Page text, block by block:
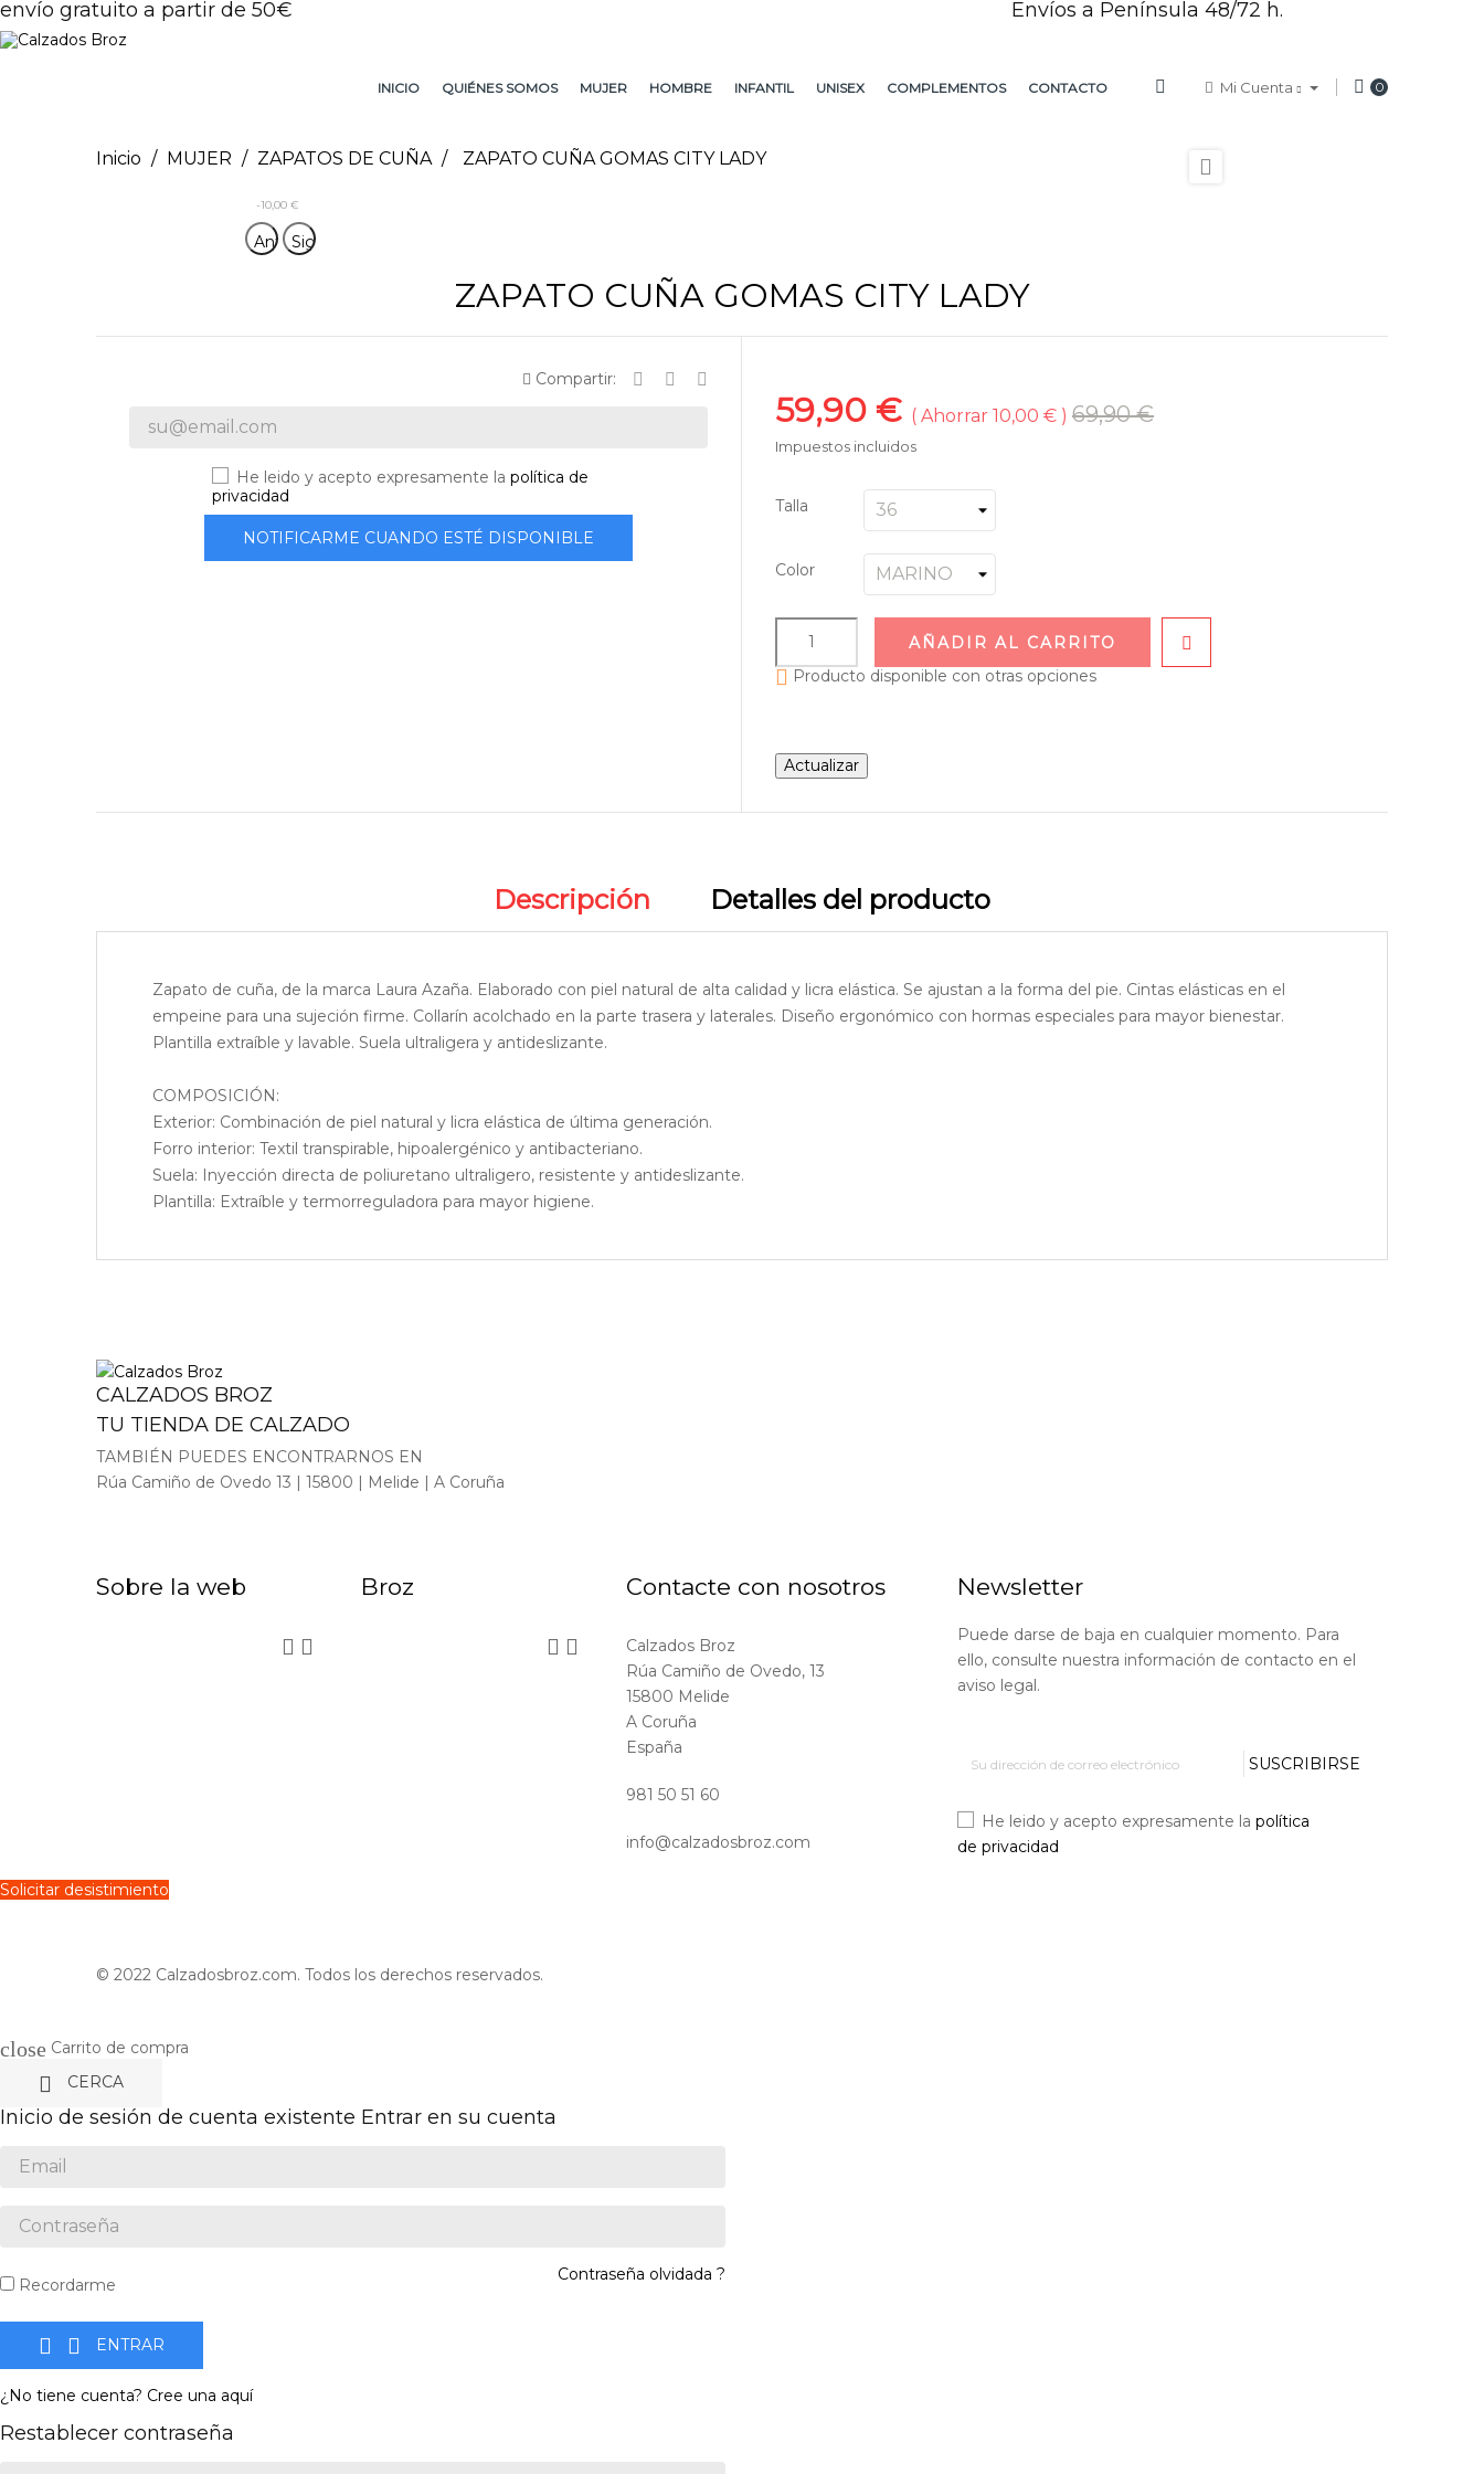
envío gratuito a partir de 50€ Envíos a Península 48/72 h.
INICIO QUIÉNES SOMOS MUJER HOMBRE INFANTIL UNISEX COMPLEMENTOS CONTACTO Mi Cuenta 0
Inicio MUJER ZAPATOS DE CUÑA ZAPATO CUÑA GOMAS CITY LADY
-10,00 €

AnteriorSiguiente
ZAPATO CUÑA GOMAS CITY LADY
Compartir:
He leido y acepto expresamente lapolítica de
privacidad
NOTIFICARME CUANDO ESTÉ DISPONIBLE
59,90 € Ahorrar 10,00 € 69,90 €
Impuestos incluidos
Talla
Color
AÑADIR AL CARRITO
 Producto disponible con otras opciones
Descripción Detalles del producto
Zapato de cuña, de la marca Laura Azaña. Elaborado con piel natural de alta calidad y licra elástica. Se ajustan a la forma del pie. Cintas elásticas en el
empeine para una sujeción firme. Collarín acolchado en la parte trasera y laterales. Diseño ergonómico con hormas especiales para mayor bienestar.
Plantilla extraíble y lavable. Suela ultraligera y antideslizante.
COMPOSICIÓN:
Exterior: Combinación de piel natural y licra elástica de última generación.
Forro interior: Textil transpirable, hipoalergénico y antibacteriano.
Suela: Inyección directa de poliuretano ultraligero, resistente y antideslizante.
Plantilla: Extraíble y termorreguladora para mayor higiene.
CALZADOS BROZ
TU TIENDA DE CALZADO
TAMBIÉN PUEDES ENCONTRARNOS EN
Rúa Camiño de Ovedo 13 | 15800 | Melide | A Coruña
Sobre la web
 
Broz
 
Contacte con nosotros
Calzados Broz
Rúa Camiño de Ovedo, 13
15800 Melide
A Coruña
España
981 50 51 60
info@calzadosbroz.com
Newsletter
Puede darse de baja en cualquier momento. Para
ello, consulte nuestra información de contacto en el
aviso legal.
SUSCRIBIRSE
He leido y acepto expresamente la política
de privacidad
Solicitar desistimiento
© 2022 Calzadosbroz.com. Todos los derechos reservados.
close Carrito de compra
 CERCA
Inicio de sesión de cuenta existente Entrar en su cuenta
Recordarme
Contraseña olvidada ?
  ENTRAR
¿No tiene cuenta? Cree una aquí
Restablecer contraseña